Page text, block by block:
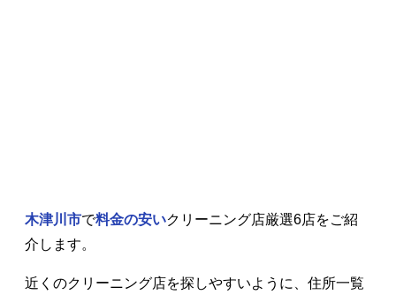
木津川市で料金の安いクリーニング店厳選6店をご紹
介します。
近くのクリーニング店を探しやすいように、住所一覧